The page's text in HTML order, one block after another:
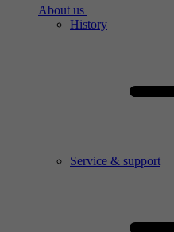
About us
History
Service & support